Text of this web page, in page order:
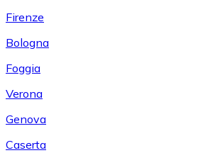
Firenze
Bologna
Foggia
Verona
Genova
Caserta